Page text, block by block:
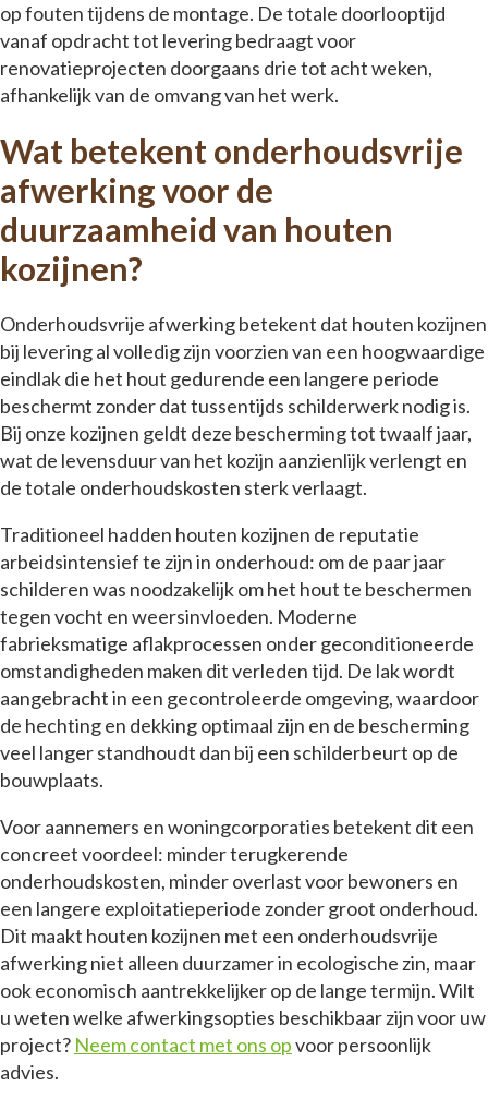
op fouten tijdens de montage. De totale doorlooptijd
vanaf opdracht tot levering bedraagt voor
renovatieprojecten doorgaans drie tot acht weken,
afhankelijk van de omvang van het werk.
Wat betekent onderhoudsvrije
afwerking voor de
duurzaamheid van houten
kozijnen?
Onderhoudsvrije afwerking betekent dat houten kozijnen
bij levering al volledig zijn voorzien van een hoogwaardige
eindlak die het hout gedurende een langere periode
beschermt zonder dat tussentijds schilderwerk nodig is.
Bij onze kozijnen geldt deze bescherming tot twaalf jaar,
wat de levensduur van het kozijn aanzienlijk verlengt en
de totale onderhoudskosten sterk verlaagt.
Traditioneel hadden houten kozijnen de reputatie
arbeidsintensief te zijn in onderhoud: om de paar jaar
schilderen was noodzakelijk om het hout te beschermen
tegen vocht en weersinvloeden. Moderne
fabrieksmatige aflakprocessen onder geconditioneerde
omstandigheden maken dit verleden tijd. De lak wordt
aangebracht in een gecontroleerde omgeving, waardoor
de hechting en dekking optimaal zijn en de bescherming
veel langer standhoudt dan bij een schilderbeurt op de
bouwplaats.
Voor aannemers en woningcorporaties betekent dit een
concreet voordeel: minder terugkerende
onderhoudskosten, minder overlast voor bewoners en
een langere exploitatieperiode zonder groot onderhoud.
Dit maakt houten kozijnen met een onderhoudsvrije
afwerking niet alleen duurzamer in ecologische zin, maar
ook economisch aantrekkelijker op de lange termijn. Wilt
u weten welke afwerkingsopties beschikbaar zijn voor uw
project? Neem contact met ons opvoor persoonlijk
advies.